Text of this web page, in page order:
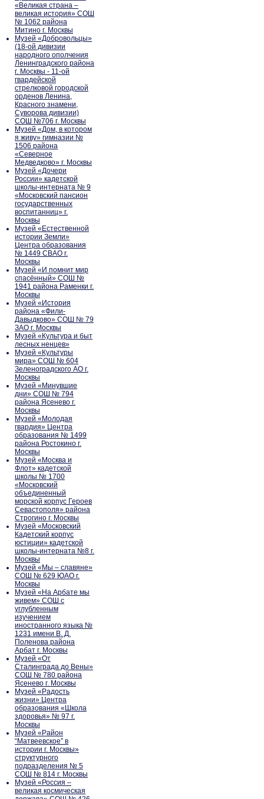
«Великая страна –
великая история» СОШ
№ 1062 района
Митино г. Москвы
Музей «Добровольцы»
(18-ой дивизии
народного ополчения
Ленинградского района
г. Москвы - 11-ой
гвардейской
стрелковой городской
орденов Ленина,
Красного знамени,
Суворова дивизии)
СОШ №706 г. Москвы
Музей «Дом, в котором
я живу» гимназии №
1506 района
«Северное
Медведково» г. Москвы
Музей «Дочери
России» кадетской
школы-интерната № 9
«Московский пансион
государственных
воспитанниц» г.
Москвы
Музей «Естественной
истории Земли»
Центра образования
№ 1449 СВАО г.
Москвы
Музей «И помнит мир
спасённый» СОШ №
1941 района Раменки г.
Москвы
Музей «История
района «Фили-
Давыдково» СОШ № 79
ЗАО г. Москвы
Музей «Культура и быт
лесных ненцев»
Музей «Культуры
мира» СОШ № 604
Зеленоградского АО г.
Москвы
Музей «Минувшие
дни» СОШ № 794
района Ясенево г.
Москвы
Музей «Молодая
гвардия» Центра
образования № 1499
района Ростокино г.
Москвы
Музей «Москва и
Флот» кадетской
школы № 1700
«Московский
объединенный
морской корпус Героев
Севастополя» района
Строгино г. Москвы
Музей «Московский
Кадетский корпус
юстиции» кадетской
школы-интерната №8 г.
Москвы
Музей «Мы – славяне»
СОШ № 629 ЮАО г.
Москвы
Музей «На Арбате мы
живем» СОШ с
углубленным
изучением
иностранного языка №
1231 имени В. Д.
Поленова района
Арбат г. Москвы
Музей «От
Сталинграда до Вены»
СОШ № 780 района
Ясенево г. Москвы
Музей «Радость
жизни» Центра
образования «Школа
здоровья» № 97 г.
Москвы
Музей «Район
“Матвеевское” в
истории г. Москвы»
структурного
подразделения № 5
СОШ № 814 г. Москвы
Музей «Россия –
великая космическая